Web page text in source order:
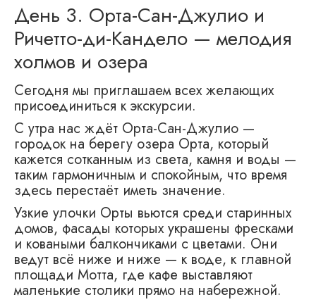
День 3. Орта-Сан-Джулио и
Ричетто-ди-Кандело — мелодия
холмов и озера
Сегодня мы приглашаем всех желающих
присоединиться к экскурсии.
С утра нас ждёт Орта-Сан-Джулио —
городок на берегу озера Орта, который
кажется сотканным из света, камня и воды —
таким гармоничным и спокойным, что время
здесь перестаёт иметь значение.
Узкие улочки Орты вьются среди старинных
домов, фасады которых украшены фресками
и коваными балкончиками с цветами. Они
ведут всё ниже и ниже — к воде, к главной
площади Мотта, где кафе выставляют
маленькие столики прямо на набережной.